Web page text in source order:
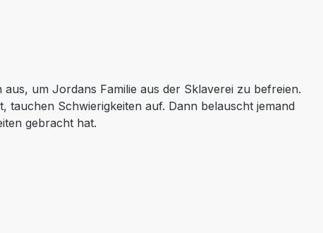
um Jordans Familie aus der Sklaverei zu befreien.
tauchen Schwierigkeiten auf. Dann belauscht jemand
gebracht hat.